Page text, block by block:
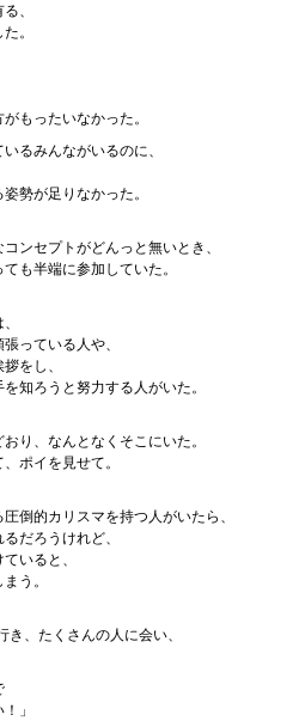
、
。
もったいなかった。
るみんながいるのに、
勢が足りなかった。
ンセプトがどんっと無いとき、
も半端に参加していた。
っている人や、
をし、
知ろうと努力する人がいた。
り、なんとなくそこにいた。
ポイを見せて。
倒的カリスマを持つ人がいたら、
だろうけれど、
いると、
う。
、たくさんの人に会い、
」